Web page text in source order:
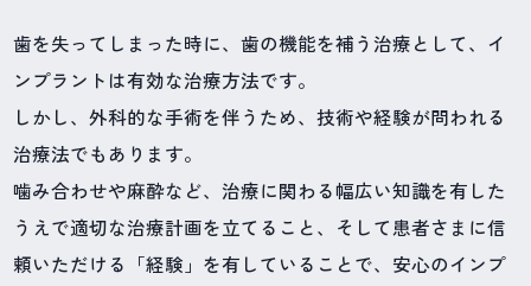
歯を失ってしまった時に、歯の機能を補う治療として、イ
ンプラントは有効な治療方法です。
しかし、外科的な手術を伴うため、技術や経験が問われる
治療法でもあります。
噛み合わせや麻酔など、治療に関わる幅広い知識を有した
うえで適切な治療計画を立てること、そして患者さまに信
頼いただける「経験」を有していることで、安心のインプ